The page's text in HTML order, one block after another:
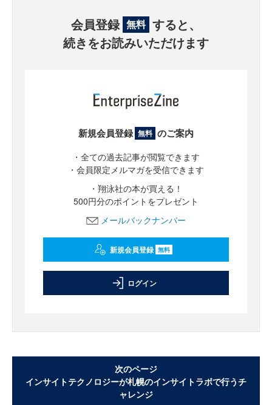
会員登録 無料 すると、
続きをお読みいただけます
新規会員登録 無料 のご案内
・全ての過去記事が閲覧できます
・会員限定メルマガを受信できます
・翔泳社の本が買える！
500円分のポイントをプレゼント
メールバックナンバー
新規会員登録 無料
ログイン
次のページ
インサイトテクノロジーが札幌のインサイトラボで行うチ
ャレンジ